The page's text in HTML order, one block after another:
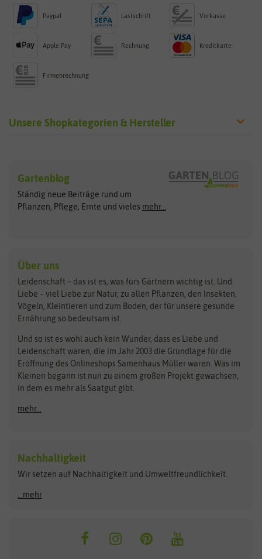
Paypal Lastschrift Vorkasse
Apple Pay Rechnung Kreditkarte
Firmenrechnung
Unsere Shopkategorien & Hersteller
Exotische Samen
Gemüsesamen
Gründünger
Kräutersamen
Obstsamen
Pilzbrut
Rasensamen
Steckzwiebeln
Zimmer & Kübelpflanzen
Kataloge
Schnäppchen
Anzucht & Gartenzubehör
Anzuchtschalen
Heizmatte & Heizkabel
Kokos-Quelltabletten
Zimmergewächshaus
Arche Noah
ASB Greenworld
Benary
Bingenheimer Saatgut
Bionana
BIOWOL
Blumicorn
Bûten Birds
Carl Pabst
Clever Pots
COMPO
Dürr-Samen
Feldsaaten Freudenberger
Fertil
Flora Elite
Florissa
Flortis
Franchi Sementi
Hortitops
JUB Holland
Gartenblog
Ständig neue Beiträge rund um
Pflanzen, Pflege, Ernte und vieles mehr...
Über uns
Leidenschaft – das ist es, was fürs Gärtnern wichtig ist. Und
Liebe – viel Liebe zur Natur, zu allen Pflanzen, den Insekten,
Vögeln, Kleintieren und zum Boden, der für unsere gesunde
Ernährung so bedeutsam ist.
Und so ist es wohl auch kein Wunder, dass es Liebe und
Leidenschaft waren, die im Jahr 2003 die Grundlage für die
Eröffnung des Onlineshops Samenhaus Müller waren. Was im
Kleinen begann ist nun zu einem großen Projekt gewachsen,
in dem es mehr als Saatgut gibt.
mehr...
Nachhaltigkeit
Wir setzen auf Nachhaltigkeit und Umweltfreundlichkeit.
...mehr